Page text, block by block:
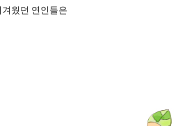
웠던 연인들은